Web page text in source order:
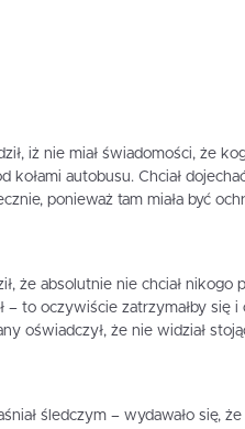
iż nie miał świadomości, że
kołami autobusu. Chciał
ponieważ tam miała być
że absolutnie nie chciał nikogo
– to oczywiście zatrzymałby się i
oświadczył, że nie widział
śledczym – wydawało się,